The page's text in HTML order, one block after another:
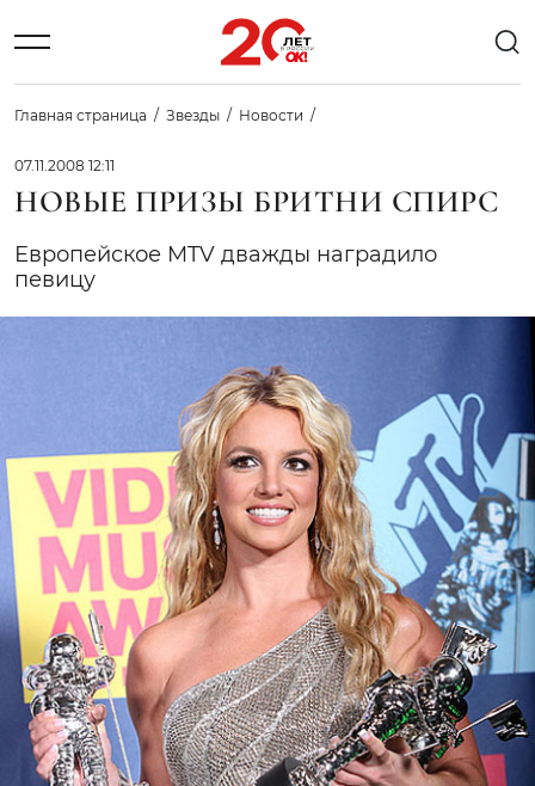
Главная страница Звезды Новости
07.11.2008 12:11
НОВЫЕ ПРИЗЫ БРИТНИ СПИРС
Европейское MTV дважды наградило
певицу